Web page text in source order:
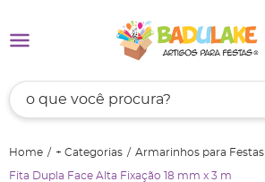
Home + Categorias Armarinhos para Festas
Fita Dupla Face Alta Fixação 18 mm x 3 m